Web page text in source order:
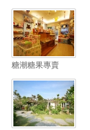
糖潮糖果專賣